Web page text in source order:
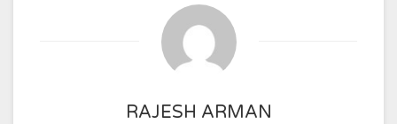
RAJESH ARMAN